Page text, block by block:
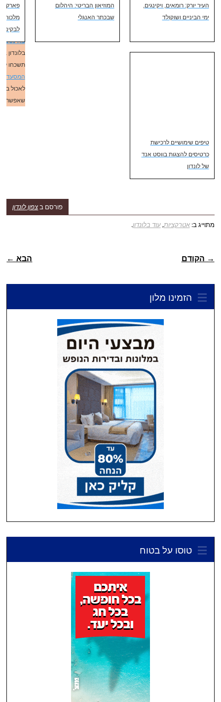
סיורי
פוטר ועוד
בנוסף,
בלונדון
תשכחו
המסעדות
לאכול
שאפשר
העיר יורק: רומאים, ויקינגים,
ימי הביניים ושוקולד
המוזיאון הבריטי: היהלום
שבכתר האנגלי
פארק
טיפים שימושיים לרכישת
כרטיסים להצגות בווסט אנד
של לונדון
פורסם בצפון לונדון
מתוייג ב:אטרקציות,עוד בלונדון.
→ הקודם הבא ←
הזמינו מלון
טוסו על בטוח